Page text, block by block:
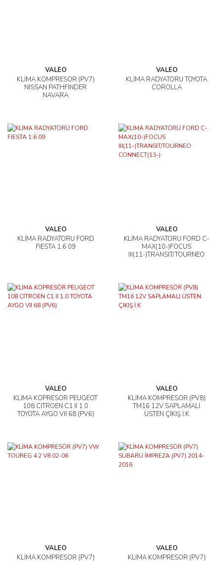
VALEO
KLİMA KOMPRESÖR (PV7)
NISSAN PATHFINDER
NAVARA
VALEO
KLİMA RADYATÖRÜ TOYOTA
COROLLA
VALEO
KLİMA RADYATÖRÜ FORD
FIESTA 1.6 09
VALEO
KLİMA RADYATÖRÜ FORD C-
MAX(10-)FOCUS
III(11-)TRANSIT/TOURNEO
VALEO
KLİMA KOPRESÖR PEUGEOT
108 CITROEN C1 II 1.0
TOYOTA AYGO VII 68 (PV6)
VALEO
KLİMA KOMPRESÖR (PV8)
TM16 12V SAPLAMALI
ÜSTEN ÇIKIŞ İ.K
VALEO
KLİMA KOMPRESÖR (PV7)
VALEO
KLİMA KOMPRESÖR (PV7)